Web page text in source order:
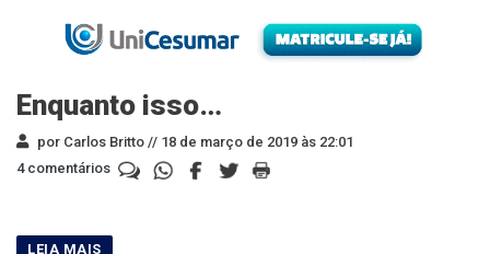
Enquanto isso…
por Carlos Britto // 18 de março de 2019 às 22:01
4 comentários